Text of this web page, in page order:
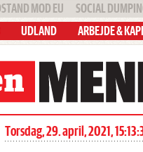
MOD EU
SOCIAL
UDLAND ARBEJDE &
Torsdag, 29. april, 2021,